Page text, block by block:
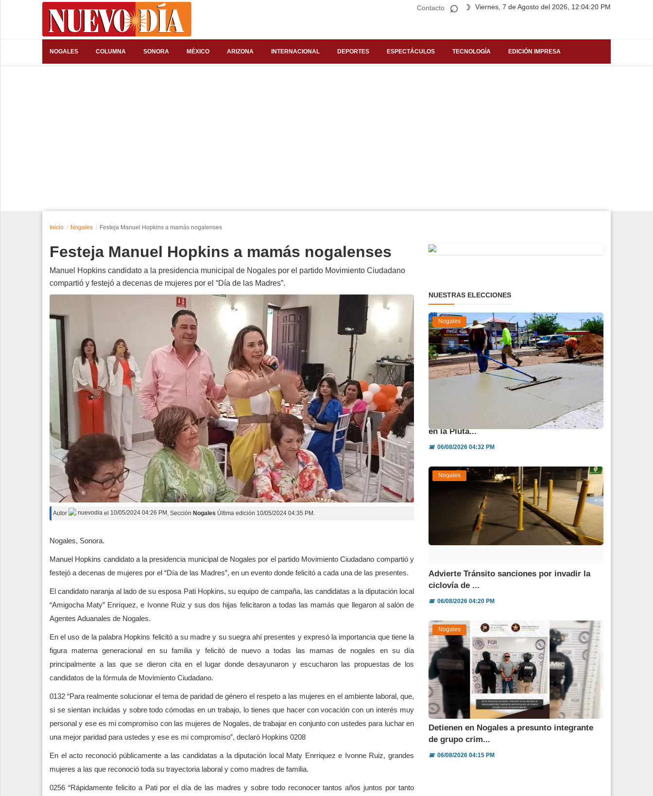
Contacto Viernes, 7 de Agosto del 2026, 12:04:20 PM
⌕ ☽
NOGALES COLUMNA SONORA MÉXICO ARIZONA INTERNACIONAL DEPORTES ESPECTÁCULOS TECNOLOGÍA EDICIÓN IMPRESA
Inicio Nogales Festeja Manuel Hopkins a mamás nogalenses
Festeja Manuel Hopkins a mamás nogalenses
Manuel Hopkins candidato a la presidencia municipal de Nogales por el partido Movimiento Ciudadano
compartió y festejó a decenas de mujeres por el “Día de las Madres”.
Autor nuevodia el 10/05/2024 04:26 PM , Sección Nogales Última edición 10/05/2024 04:35 PM.
Nogales, Sonora.
Manuel Hopkins candidato a la presidencia municipal de Nogales por el partido Movimiento Ciudadano compartió y
festejó a decenas de mujeres por el “Día de las Madres”, en un evento donde felicitó a cada una de las presentes.
El candidato naranja al lado de su esposa Pati Hopkins, su equipo de campaña, las candidatas a la diputación local
“Amigocha Maty” Enríquez, e Ivonne Ruiz y sus dos hijas felicitaron a todas las mamás que llegaron al salón de
Agentes Aduanales de Nogales.
En el uso de la palabra Hopkins felicitó a su madre y su suegra ahí presentes y expresó la importancia que tiene la
figura materna generacional en su familia y felicitó de nuevo a todas las mamas de nogales en su día
principalmente a las que se dieron cita en el lugar donde desayunaron y escucharon las propuestas de los
candidatos de la fórmula de Movimiento Ciudadano.
0132 “Para realmente solucionar el tema de paridad de género el respeto a las mujeres en el ambiente laboral, que,
si se sientan incluidas y sobre todo cómodas en un trabajo, lo tienes que hacer con vocación con un interés muy
personal y ese es mi compromiso con las mujeres de Nogales, de trabajar en conjunto con ustedes para luchar en
una mejor paridad para ustedes y ese es mi compromiso”, declaró Hopkins 0208
En el acto reconoció públicamente a las candidatas a la diputación local Maty Enrriquez e Ivonne Ruiz, grandes
mujeres a las que reconoció toda su trayectoria laboral y como madres de familia.
0256 “Rápidamente felicito a Pati por el día de las madres y sobre todo reconocer tantos años juntos por tanto
NUESTRAS ELECCIONES
Nogales
Avanza 45 % obra de reparación del socavón
en la Pluta...
📅06/08/2026 04:32 PM
Nogales
Advierte Tránsito sanciones por invadir la
ciclovía de ...
📅06/08/2026 04:20 PM
Nogales
Detienen en Nogales a presunto integrante
de grupo crim...
📅06/08/2026 04:15 PM